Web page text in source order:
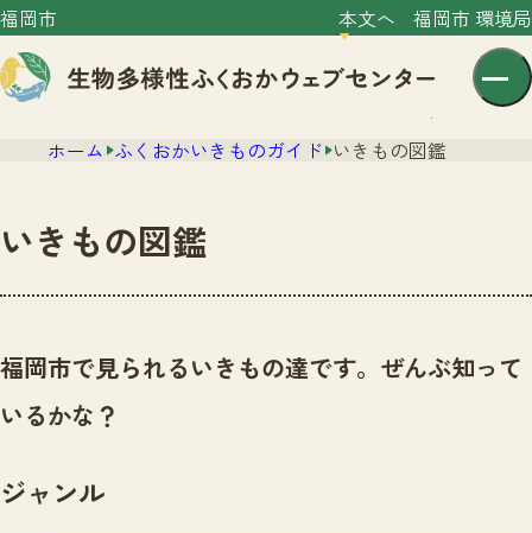
福岡市 本文へ 福岡市 環境局
センター紹介
センター紹介TOP
サイトポリシー
ニュース
いきものガイド
イベント
ホーム ふくおかいきものガイド いきもの図鑑
いきもの図鑑
福岡市で見られるいきもの達です。ぜんぶ知って
いるかな？
ジャンル